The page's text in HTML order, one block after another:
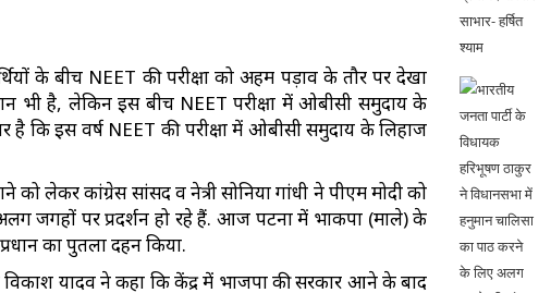
के बीच NEET की परीक्षा को अहम पड़ाव के तौर पर देखा
भी है, लेकिन इस बीच NEET परीक्षा में ओबीसी समुदाय के
कि इस वर्ष NEET की परीक्षा में ओबीसी समुदाय के लिहाज
लेकर कांग्रेस सांसद व नेत्री सोनिया गांधी ने पीएम मोदी को
जगहों पर प्रदर्शन हो रहे हैं. आज पटना में भाकपा (माले) के
प्रधान का पुतला दहन किया.
यादव ने कहा कि केंद्र में भाजपा की सरकार आने के बाद